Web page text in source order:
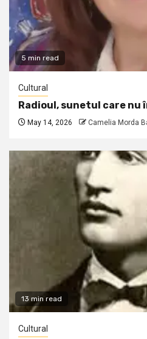
5 min read
Cultural
Radioul, sunetul care nu
May 14, 2026 Camelia Morda
13 min read
Cultural